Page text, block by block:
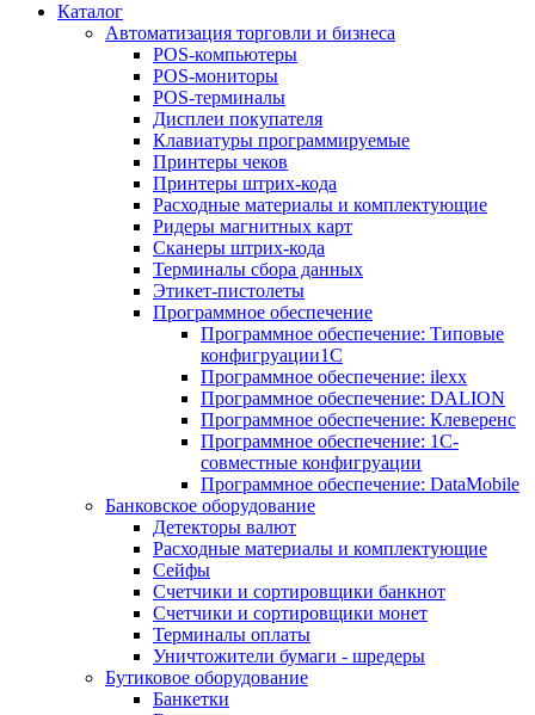
Каталог
Автоматизация торговли и бизнеса
POS-компьютеры
POS-мониторы
POS-терминалы
Дисплеи покупателя
Клавиатуры программируемые
Принтеры чеков
Принтеры штрих-кода
Расходные материалы и комплектующие
Ридеры магнитных карт
Сканеры штрих-кода
Терминалы сбора данных
Этикет-пистолеты
Программное обеспечение
Программное обеспечение: Типовые
конфигруации1С
Программное обеспечение: ilexx
Программное обеспечение: DALION
Программное обеспечение: Клеверенс
Программное обеспечение: 1С-
совместные конфигруации
Программное обеспечение: DataMobile
Банковское оборудование
Детекторы валют
Расходные материалы и комплектующие
Сейфы
Счетчики и сортировщики банкнот
Счетчики и сортировщики монет
Терминалы оплаты
Уничтожители бумаги - шредеры
Бутиковое оборудование
Банкетки